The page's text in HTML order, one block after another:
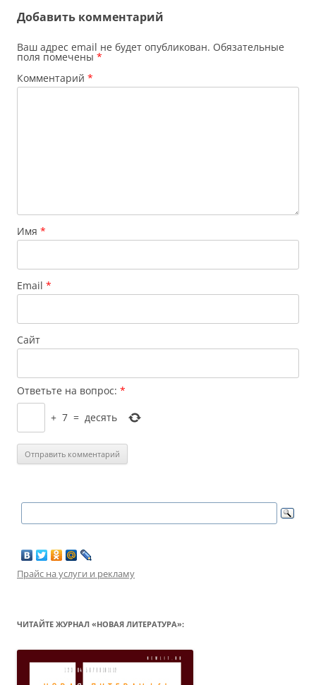
Добавить комментарий
Ваш адрес email не будет опубликован. Обязательные
поля помечены *
Комментарий *
Имя *
Email *
Сайт
Ответьте на вопрос: *
+ 7 = десять
Прайс на услуги и рекламу
ЧИТАЙТЕ ЖУРНАЛ «НОВАЯ ЛИТЕРАТУРА»: